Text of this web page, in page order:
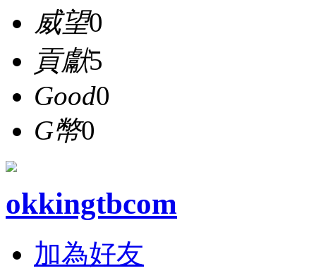
威望0
貢獻5
Good0
G幣0
okkingtbcom
加為好友